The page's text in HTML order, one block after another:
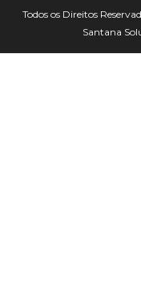
Todos os Direitos
Santana